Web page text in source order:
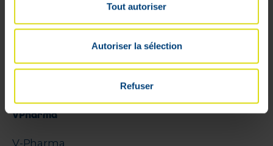
Tout autoriser
Autoriser la sélection
Refuser
Leveringsprijs
Juridische geschillen
VPharma
V-Pharma